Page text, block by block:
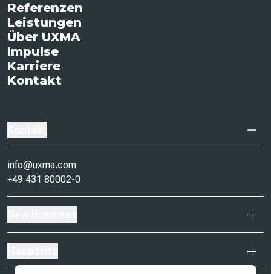
Referenzen
Leistungen
Über UXMA
Impulse
Karriere
Kontakt
info@uxma.com
+49 431 80002-0